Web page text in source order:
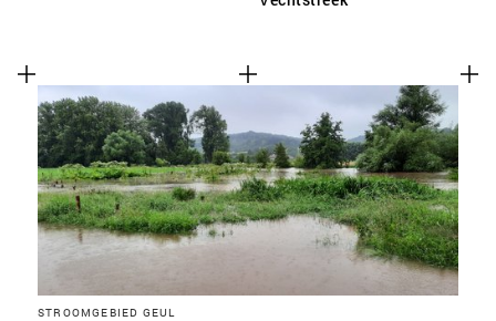
STROOMGEBIED GEUL